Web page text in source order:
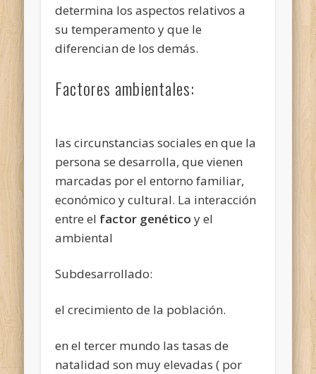
determina los aspectos relativos a
su temperamento y que le
diferencian de los demás.
Factores ambientales:
las circunstancias sociales en que la
persona se desarrolla, que vienen
marcadas por el entorno familiar,
económico y cultural. La interacción
entre el factor genético y el
ambiental
Subdesarrollado:
el crecimiento de la población.
en el tercer mundo las tasas de
natalidad son muy elevadas ( por